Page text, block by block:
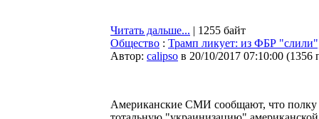
Читать дальше... | 1255 байт
Общество : Трамп ликует: из ФБР
Автор: calipso в 20/10/2017 07:10:00 (1356
Американские СМИ сообщают, что полку